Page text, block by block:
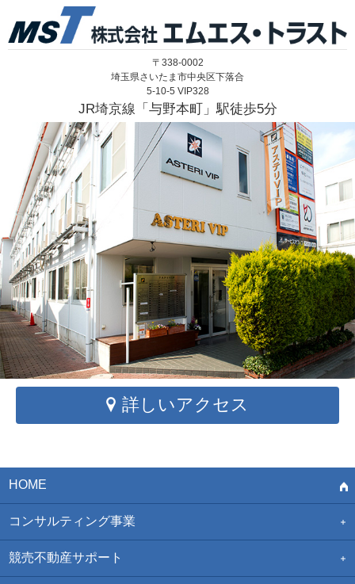
〒338-0002
埼玉県さいたま市中央区下落合
5-10-5 VIP328
JR埼京線「与野本町」駅徒歩5分
詳しいアクセス
HOME
コンサルティング事業
競売不動産サポート